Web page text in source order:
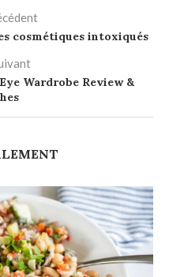
cosmétiques intoxiqués
Wardrobe Review &